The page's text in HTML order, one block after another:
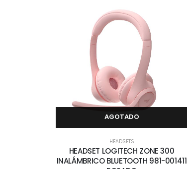
AGOTADO
HEADSETS
HEADSET LOGITECH ZONE 300
INALÁMBRICO BLUETOOTH 981-001411